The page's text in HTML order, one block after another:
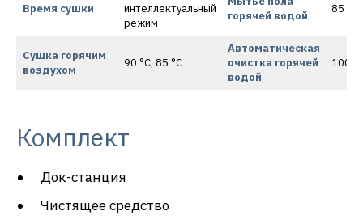
Время сушки
интеллектуальный
режим
горячей водой
85 °C
Сушка горячим
воздухом
90 °C, 85 °C
Автоматическая
очистка горячей
водой
100
Комплект
Док-станция
Чистящее средство